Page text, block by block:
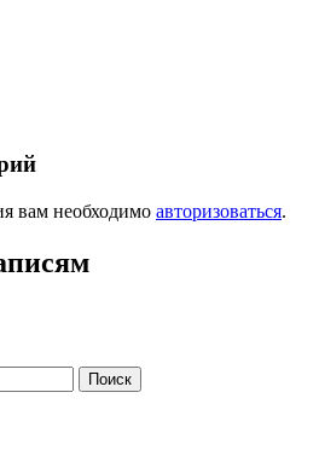
вам необходимо авторизоваться.